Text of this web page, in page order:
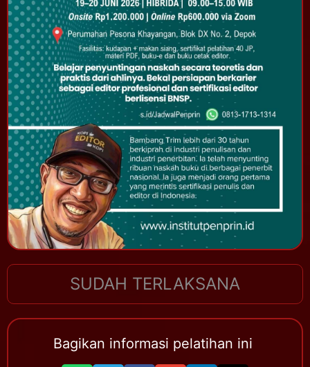
SUDAH TERLAKSANA
Bagikan informasi pelatihan ini